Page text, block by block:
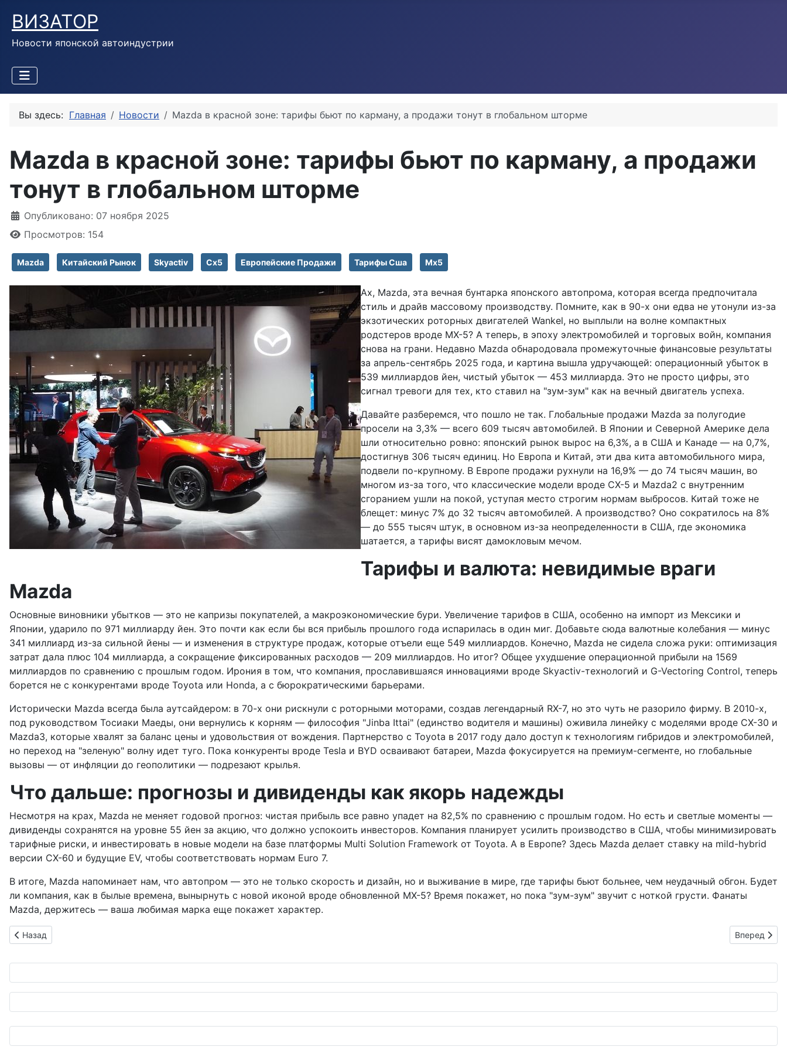
ВИЗАТОР
Новости японской автоиндустрии
Вы здесь: Главная Новости Mazda в красной зоне: тарифы бьют по карману, а продажи тонут в глобальном шторме
Mazda в красной зоне: тарифы бьют по карману, а продажи
тонут в глобальном шторме
Информация о материале
Опубликовано: 07 ноября 2025
Просмотров: 154
Mazda Китайский Рынок Skyactiv Cx5 Европейские Продажи Тарифы Сша Mx5
Ах, Mazda, эта вечная бунтарка японского автопрома, которая всегда предпочитала
стиль и драйв массовому производству. Помните, как в 90-х они едва не утонули из-за
экзотических роторных двигателей Wankel, но выплыли на волне компактных
родстеров вроде MX-5? А теперь, в эпоху электромобилей и торговых войн, компания
снова на грани. Недавно Mazda обнародовала промежуточные финансовые результаты
за апрель-сентябрь 2025 года, и картина вышла удручающей: операционный убыток в
539 миллиардов йен, чистый убыток — 453 миллиарда. Это не просто цифры, это
сигнал тревоги для тех, кто ставил на "зум-зум" как на вечный двигатель успеха.
Давайте разберемся, что пошло не так. Глобальные продажи Mazda за полугодие
просели на 3,3% — всего 609 тысяч автомобилей. В Японии и Северной Америке дела
шли относительно ровно: японский рынок вырос на 6,3%, а в США и Канаде — на 0,7%,
достигнув 306 тысяч единиц. Но Европа и Китай, эти два кита автомобильного мира,
подвели по-крупному. В Европе продажи рухнули на 16,9% — до 74 тысяч машин, во
многом из-за того, что классические модели вроде CX-5 и Mazda2 с внутренним
сгоранием ушли на покой, уступая место строгим нормам выбросов. Китай тоже не
блещет: минус 7% до 32 тысяч автомобилей. А производство? Оно сократилось на 8%
— до 555 тысяч штук, в основном из-за неопределенности в США, где экономика
шатается, а тарифы висят дамокловым мечом.
Тарифы и валюта: невидимые враги
Mazda
Основные виновники убытков — это не капризы покупателей, а макроэкономические бури. Увеличение тарифов в США, особенно на импорт из Мексики и
Японии, ударило по 971 миллиарду йен. Это почти как если бы вся прибыль прошлого года испарилась в один миг. Добавьте сюда валютные колебания — минус
341 миллиард из-за сильной йены — и изменения в структуре продаж, которые отъели еще 549 миллиардов. Конечно, Mazda не сидела сложа руки: оптимизация
затрат дала плюс 104 миллиарда, а сокращение фиксированных расходов — 209 миллиардов. Но итог? Общее ухудшение операционной прибыли на 1569
миллиардов по сравнению с прошлым годом. Ирония в том, что компания, прославившаяся инновациями вроде Skyactiv-технологий и G-Vectoring Control, теперь
борется не с конкурентами вроде Toyota или Honda, а с бюрократическими барьерами.
Исторически Mazda всегда была аутсайдером: в 70-х они рискнули с роторными моторами, создав легендарный RX-7, но это чуть не разорило фирму. В 2010-х,
под руководством Тосиаки Маеды, они вернулись к корням — философия "Jinba Ittai" (единство водителя и машины) оживила линейку с моделями вроде CX-30 и
Mazda3, которые хвалят за баланс цены и удовольствия от вождения. Партнерство с Toyota в 2017 году дало доступ к технологиям гибридов и электромобилей,
но переход на "зеленую" волну идет туго. Пока конкуренты вроде Tesla и BYD осваивают батареи, Mazda фокусируется на премиум-сегменте, но глобальные
вызовы — от инфляции до геополитики — подрезают крылья.
Что дальше: прогнозы и дивиденды как якорь надежды
Несмотря на крах, Mazda не меняет годовой прогноз: чистая прибыль все равно упадет на 82,5% по сравнению с прошлым годом. Но есть и светлые моменты —
дивиденды сохранятся на уровне 55 йен за акцию, что должно успокоить инвесторов. Компания планирует усилить производство в США, чтобы минимизировать
тарифные риски, и инвестировать в новые модели на базе платформы Multi Solution Framework от Toyota. А в Европе? Здесь Mazda делает ставку на mild-hybrid
версии CX-60 и будущие EV, чтобы соответствовать нормам Euro 7.
В итоге, Mazda напоминает нам, что автопром — это не только скорость и дизайн, но и выживание в мире, где тарифы бьют больнее, чем неудачный обгон. Будет
ли компания, как в былые времена, вынырнуть с новой иконой вроде обновленной MX-5? Время покажет, но пока "зум-зум" звучит с ноткой грусти. Фанаты
Mazda, держитесь — ваша любимая марка еще покажет характер.
Предыдущий: Jeep Gladiator: Пикап-чемпион среди амазонок без GPS и лишних слов
Назад Следующий:
Вперед